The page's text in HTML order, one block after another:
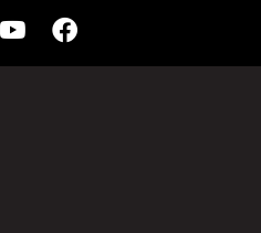
YoutubeFacebook